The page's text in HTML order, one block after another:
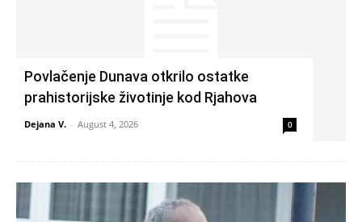
Povlačenje Dunava otkrilo ostatke
prahistorijske životinje kod Rjahova
Dejana V. - August 4, 2026 0